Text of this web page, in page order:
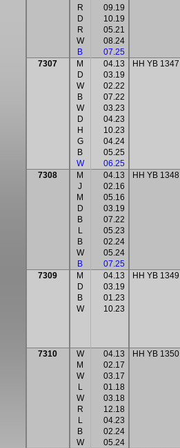
R
D
R
W
B
09.19
10.19
05.21
08.24
07.25
7307
M
D
W
B
W
D
H
G
B
W
04.13
03.19
02.22
07.22
03.23
04.23
10.23
04.24
05.25
06.25
HH YB 1347
7308
M
J
M
D
B
L
B
W
B
04.13
02.16
05.16
03.19
07.22
05.23
02.24
05.24
07.25
HH YB 1348
7309
M
D
B
W
04.13
03.19
01.23
10.23
HH YB 1349
7310
W
M
W
L
W
R
L
B
W
04.13
02.17
03.17
01.18
03.18
12.18
04.23
02.24
05.24
HH YB 1350